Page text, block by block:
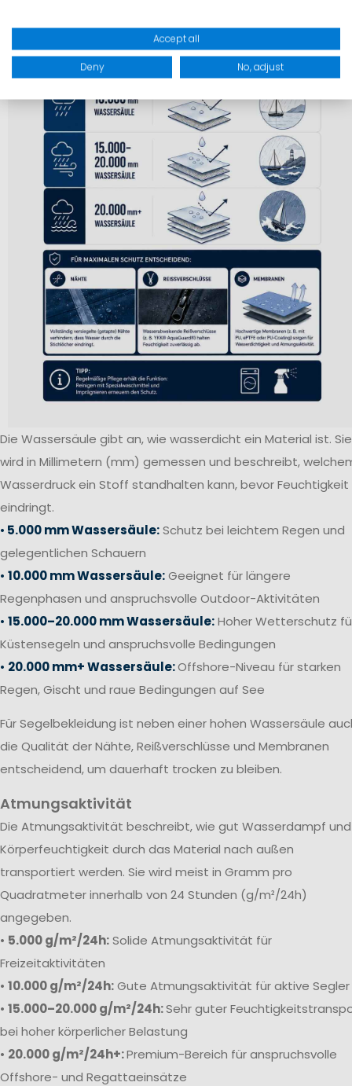
Die Wassersäule gibt an, wie wasserdicht ein Material ist. Sie
wird in Millimetern (mm) gemessen und beschreibt,
Wasserdruck ein Stoff standhalten kann, bevor Feuchtigkeit
eindringt.
• 5.000 mm Wassersäule:Schutz bei leichtem Regen und
gelegentlichen Schauern
• 10.000 mm Wassersäule:Geeignet für längere
Regenphasen und anspruchsvolle Outdoor-Aktivitäten
• 15.000–20.000 mm Wassersäule:Hoher Wetterschutz
Küstensegeln und anspruchsvolle Bedingungen
• 20.000 mm+ Wassersäule:Offshore-Niveau für starken
Regen, Gischt und raue Bedingungen auf See
Für Segelbekleidung ist neben einer hohen Wassersäule
die Qualität der Nähte, Reißverschlüsse und Membranen
entscheidend, um dauerhaft trocken zu bleiben.
Atmungsaktivität
Die Atmungsaktivität beschreibt, wie gut Wasserdampf und
Körperfeuchtigkeit durch das Material nach außen
transportiert werden. Sie wird meist in Gramm pro
Quadratmeter innerhalb von 24 Stunden (g/m²/24h)
angegeben.
• 5.000 g/m²/24h:Solide Atmungsaktivität für
Freizeitaktivitäten
• 10.000 g/m²/24h:Gute Atmungsaktivität für aktive Segler
• 15.000–20.000 g/m²/24h:Sehr guter
bei hoher körperlicher Belastung
• 20.000 g/m²/24h+:Premium-Bereich für anspruchsvolle
Offshore- und Regattaeinsätze
Accept all
Deny No, adjust